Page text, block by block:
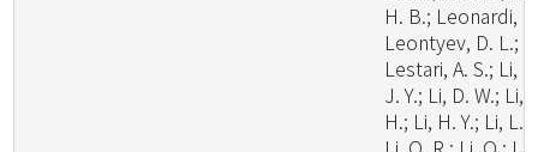
H. B.; Leonardi,
Leontyev, D. L.;
Lestari, A. S.; Li,
J. Y.; Li, D. W.; Li,
H.; Li, H. Y.; Li, L.;